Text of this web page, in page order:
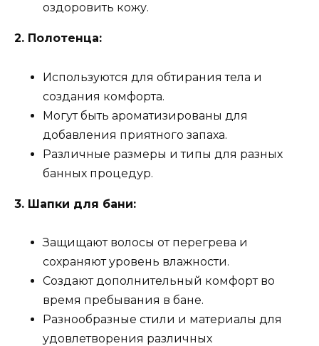
оздоровить кожу.
2. Полотенца:
Используются для обтирания тела и
создания комфорта.
Могут быть ароматизированы для
добавления приятного запаха.
Различные размеры и типы для разных
банных процедур.
3. Шапки для бани:
Защищают волосы от перегрева и
сохраняют уровень влажности.
Создают дополнительный комфорт во
время пребывания в бане.
Разнообразные стили и материалы для
удовлетворения различных